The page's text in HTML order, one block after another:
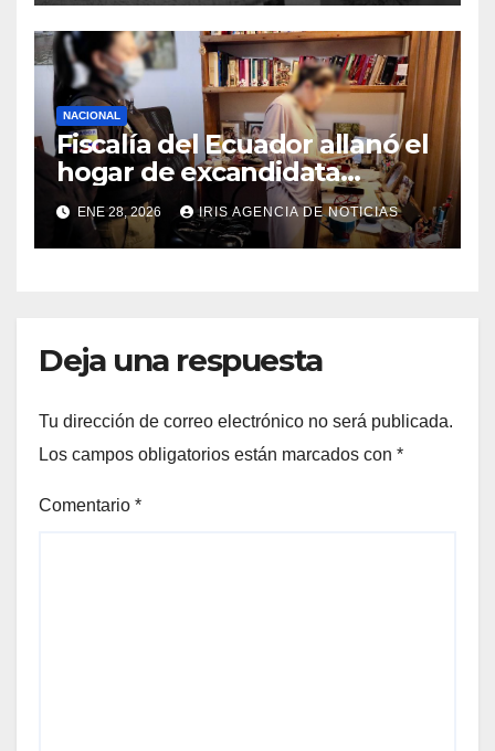
NACIONAL
Fiscalía del Ecuador allanó el
hogar de excandidata
presidencial vinculada al
caso Caja Chica
ENE 28, 2026 IRIS AGENCIA DE NOTICIAS
Deja una respuesta
Tu dirección de correo electrónico no será publicada.
Los campos obligatorios están marcados con *
Comentario *